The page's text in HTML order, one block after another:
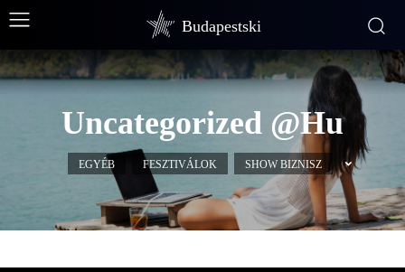
Budapestski
Uncategorized @hu
EGYÉB FESZTIVÁLOK SHOW BIZNISZ